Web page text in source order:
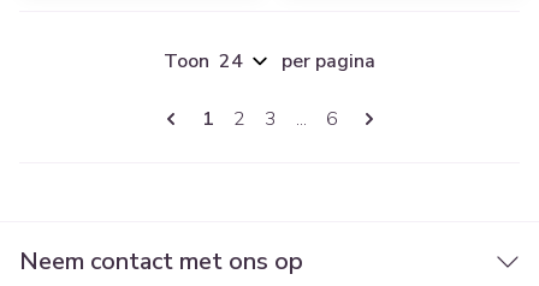
Pagina's
U lees momenteel pagina
1 Pagina
2 Pagina
3 ... Pagina
6
Toon per pagina
Neem contact met ons op